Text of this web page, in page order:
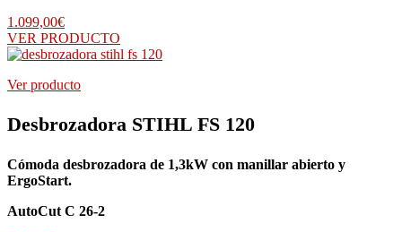
1.099,00€
VER PRODUCTO
Ver producto
Desbrozadora STIHL FS 120
Cómoda desbrozadora de 1,3kW con manillar abierto y
ErgoStart.
AutoCut C 26-2